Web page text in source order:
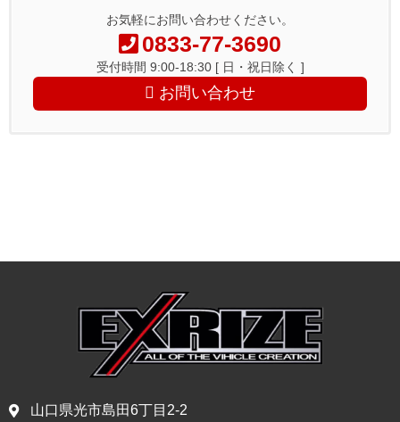
お気軽にお問い合わせください。
0833-77-3690
受付時間 9:00-18:30 [ 日・祝日除く ]
お問い合わせ
山口県光市島田6丁目2-2